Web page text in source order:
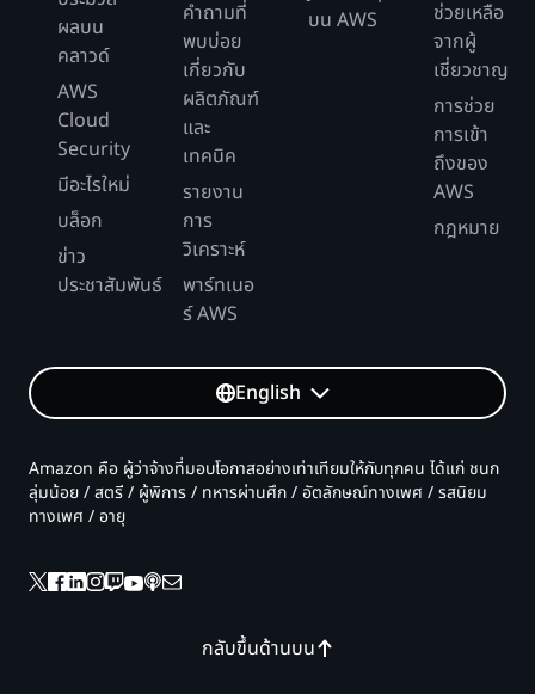
ผลบน
คลาวด์
AWS
Cloud
Security
มีอะไรใหม่
บล็อก
ข่าว
ประชาสัมพันธ์
คำถามที่
พบบ่อย
เกี่ยวกับ
ผลิตภัณฑ์
และ
เทคนิค
รายงาน
การ
วิเคราะห์
พาร์ทเนอ
ร์ AWS
บน AWS
ช่วยเหลือ
จากผู้
เชี่ยวชาญ
การช่วย
การเข้า
ถึงของ
AWS
กฎหมาย
English
กลับขึ้นด้านบน
Amazon คือ ผู้ว่าจ้างที่มอบโอกาสอย่างเท่าเทียมให้กับทุกคน ได้แก่ ชนก
ลุ่มน้อย / สตรี / ผู้พิการ / ทหารผ่านศึก / อัตลักษณ์ทางเพศ / รสนิยม
ทางเพศ / อายุ